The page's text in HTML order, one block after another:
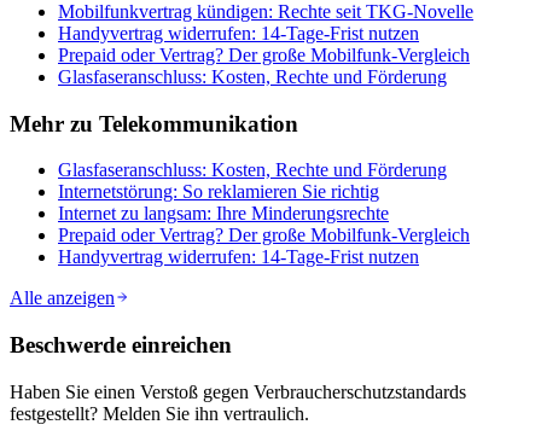
Mobilfunkvertrag kündigen: Rechte seit TKG-Novelle
Handyvertrag widerrufen: 14-Tage-Frist nutzen
Prepaid oder Vertrag? Der große Mobilfunk-Vergleich
Glasfaseranschluss: Kosten, Rechte und Förderung
Mehr zu Telekommunikation
Glasfaseranschluss: Kosten, Rechte und Förderung
Internetstörung: So reklamieren Sie richtig
Internet zu langsam: Ihre Minderungsrechte
Prepaid oder Vertrag? Der große Mobilfunk-Vergleich
Handyvertrag widerrufen: 14-Tage-Frist nutzen
Alle anzeigen
Beschwerde einreichen
Haben Sie einen Verstoß gegen Verbraucherschutzstandards
festgestellt? Melden Sie ihn vertraulich.